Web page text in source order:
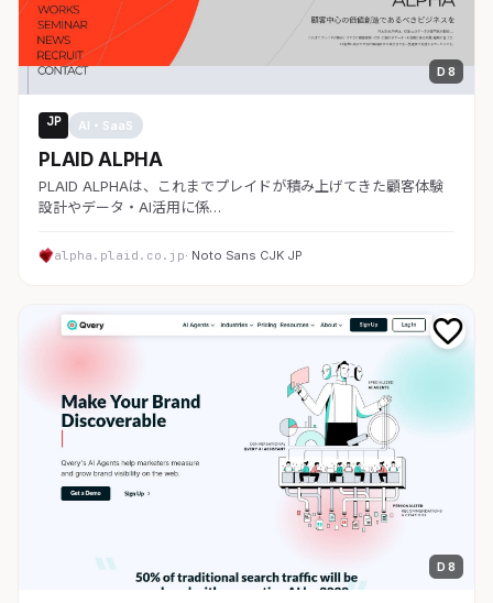
D 8
JP AI・SaaS
PLAID ALPHA
PLAID ALPHAは、これまでプレイドが積み上げてきた顧客体験
設計やデータ・AI活用に係…
alpha.plaid.co.jp· Noto Sans CJK JP
D 8